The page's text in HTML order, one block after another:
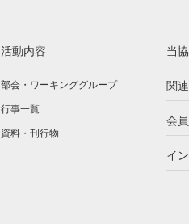
活動内容
部会・ワーキンググループ
行事一覧
資料・刊行物
当
関
会
イ